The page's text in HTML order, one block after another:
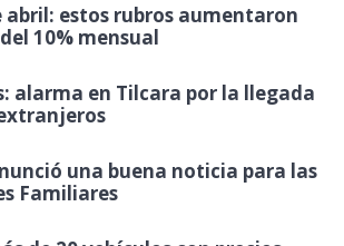
abril: estos rubros aumentaron
10% mensual
alarma en Tilcara por la llegada
una buena noticia para las
Familiares